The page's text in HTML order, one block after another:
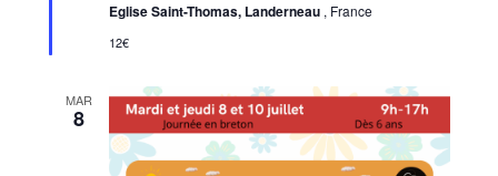
Eglise Saint-Thomas, Landerneau , France
12€
MAR
8